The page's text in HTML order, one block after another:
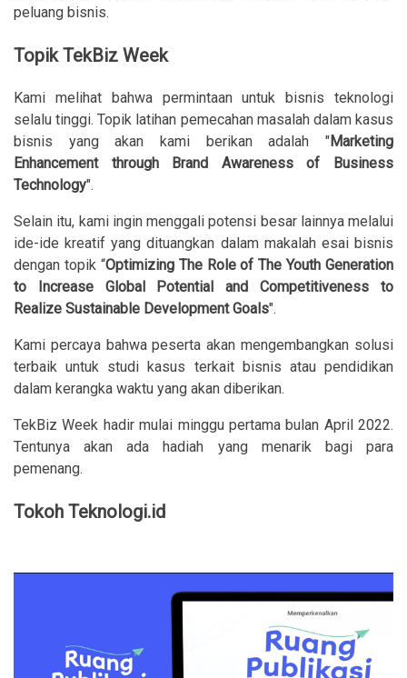
peluang bisnis.
Topik TekBiz Week
Kami melihat bahwa permintaan untuk bisnis teknologi
selalu tinggi. Topik latihan pemecahan masalah dalam kasus
bisnis yang akan kami berikan adalah "Marketing
Enhancement through Brand Awareness of Business
Technology".
Selain itu, kami ingin menggali potensi besar lainnya melalui
ide-ide kreatif yang dituangkan dalam makalah esai bisnis
dengan topik “Optimizing The Role of The Youth Generation
to Increase Global Potential and Competitiveness to
Realize Sustainable Development Goals".
Kami percaya bahwa peserta akan mengembangkan solusi
terbaik untuk studi kasus terkait bisnis atau pendidikan
dalam kerangka waktu yang akan diberikan.
TekBiz Week hadir mulai minggu pertama bulan April 2022.
Tentunya akan ada hadiah yang menarik bagi para
pemenang.
Tokoh Teknologi.id